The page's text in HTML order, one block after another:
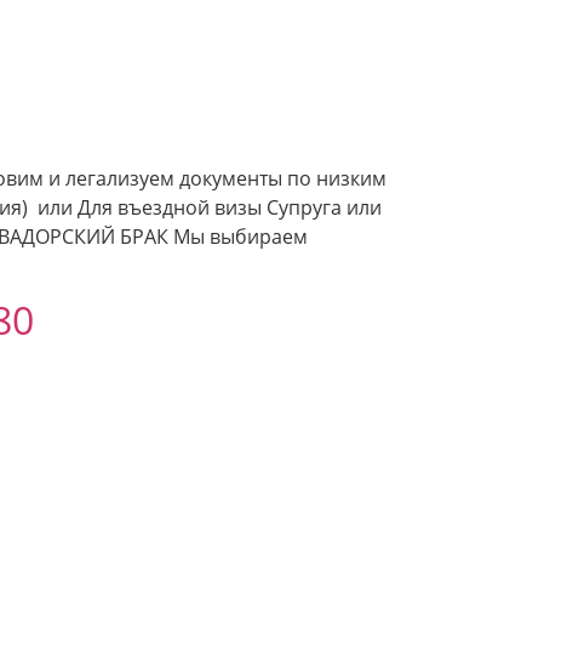
и легализуем документы по низким
или Для въездной визы Супруга или
БРАК Мы выбираем